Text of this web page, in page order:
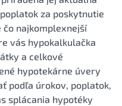
za poskytnutie
čo najkomplexnejší
vás hypokalkulačka
a celkové
hypotekárne úvery
podľa úrokov, poplatok,
splácania hypotéky